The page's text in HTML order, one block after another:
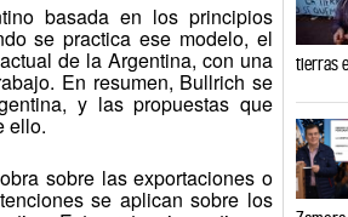
basada en los principios
se practica ese modelo, el
de la Argentina, con una
En resumen, Bullrich se
y las propuestas que
ello.
sobre las exportaciones o
se aplican sobre los
tierras